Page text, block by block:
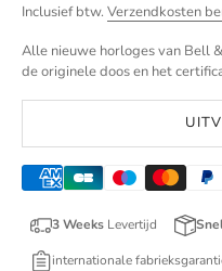
Inclusief btw. Verzendkosten
Alle nieuwe horloges van Bell
de originele doos en het
3 Weeks Levertijd
internationale